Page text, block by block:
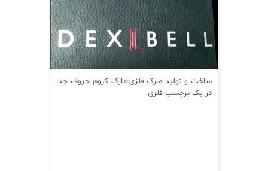
ساخت و تولید مارک فلزی-مارک کروم حروف جدا
در یک برچسب فلزی